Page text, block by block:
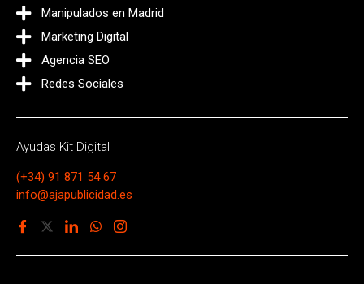
Manipulados en Madrid
Marketing Digital
Agencia SEO
Redes Sociales
Ayudas Kit Digital
(+34) 91 871 54 67
info@ajapublicidad.es